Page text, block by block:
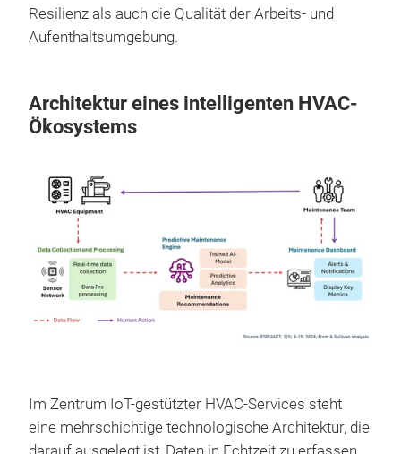
Resilienz als auch die Qualität der Arbeits- und
Aufenthaltsumgebung.
Architektur eines intelligenten HVAC-
Ökosystems
Im Zentrum IoT-gestützter HVAC-Services steht
eine mehrschichtige technologische Architektur, die